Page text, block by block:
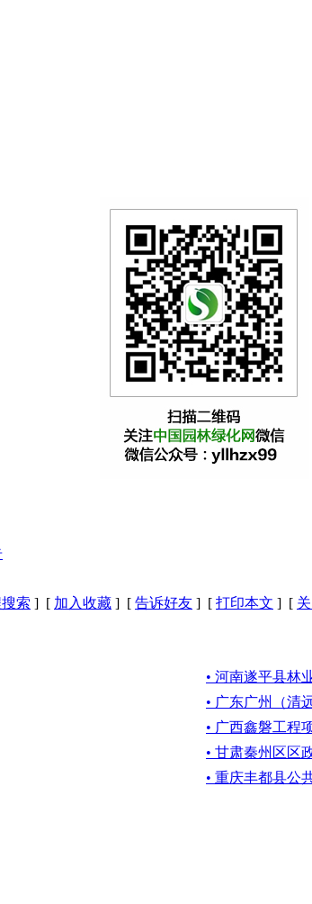
索 ] [ 加入收藏 ] [ 告诉好友 ] [ 打印本文 ] [
• 河南遂平县林
• 广东广州（清
• 广西鑫磐工程
• 甘肃秦州区区
• 重庆丰都县公